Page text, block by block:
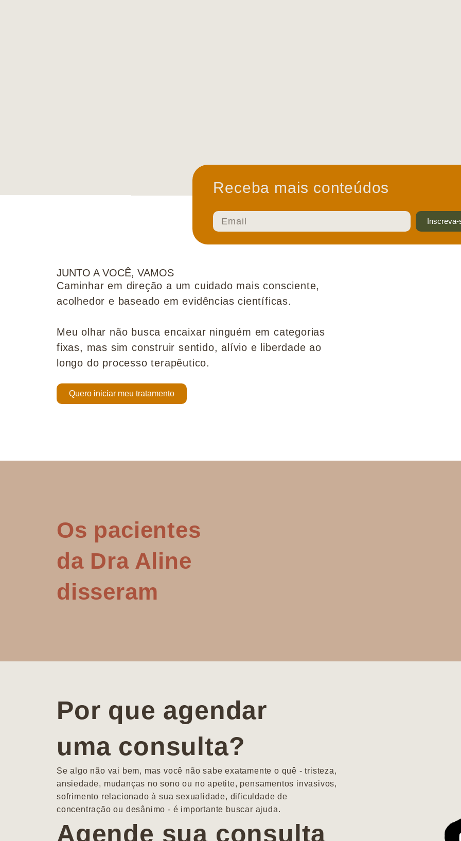
Receba mais conteúdos
Inscreva-
JUNTO A VOCÊ, VAMOS
Caminhar em direção a um cuidado mais consciente,
acolhedor e baseado em evidências científicas.
Meu olhar não busca encaixar ninguém em categorias
fixas, mas sim construir sentido, alívio e liberdade ao
longo do processo terapêutico.
Quero iniciar meu tratamento
Os pacientes
da Dra Aline
disseram
Por que agendar
uma consulta?
Se algo não vai bem, mas você não sabe exatamente o quê - tristeza,
ansiedade, mudanças no sono ou no apetite, pensamentos invasivos,
sofrimento relacionado à sua sexualidade, dificuldade de
concentração ou desânimo - é importante buscar ajuda.
Agende sua consulta